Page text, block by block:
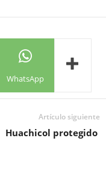
WhatsApp
Artículo siguiente
Huachicol protegido